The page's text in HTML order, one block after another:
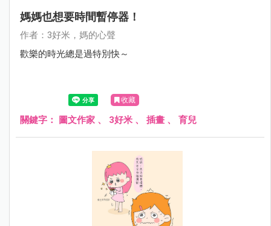
媽媽也想要時間暫停器！
作者：3好米，媽的心聲
歡樂的時光總是過特別快～
收藏
關鍵字： 圖文作家 、 3好米 、 插畫 、 育兒